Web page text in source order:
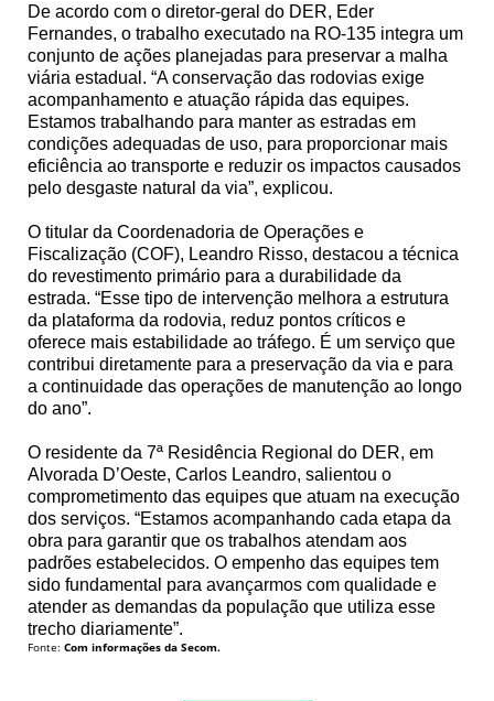
De acordo com o diretor-geral do DER, Eder
Fernandes, o trabalho executado na RO-135 integra um
conjunto de ações planejadas para preservar a malha
viária estadual. “A conservação das rodovias exige
acompanhamento e atuação rápida das equipes.
Estamos trabalhando para manter as estradas em
condições adequadas de uso, para proporcionar mais
eficiência ao transporte e reduzir os impactos causados
pelo desgaste natural da via”, explicou.
O titular da Coordenadoria de Operações e
Fiscalização (COF), Leandro Risso, destacou a técnica
do revestimento primário para a durabilidade da
estrada. “Esse tipo de intervenção melhora a estrutura
da plataforma da rodovia, reduz pontos críticos e
oferece mais estabilidade ao tráfego. É um serviço que
contribui diretamente para a preservação da via e para
a continuidade das operações de manutenção ao longo
do ano”.
O residente da 7ª Residência Regional do DER, em
Alvorada D’Oeste, Carlos Leandro, salientou o
comprometimento das equipes que atuam na execução
dos serviços. “Estamos acompanhando cada etapa da
obra para garantir que os trabalhos atendam aos
padrões estabelecidos. O empenho das equipes tem
sido fundamental para avançarmos com qualidade e
atender as demandas da população que utiliza esse
trecho diariamente”.
Fonte: Com informações da Secom.